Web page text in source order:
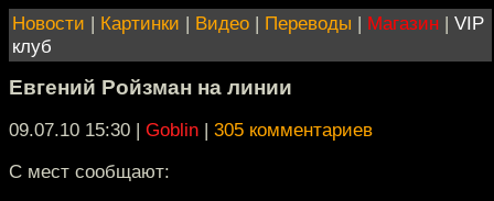
Новости | Картинки | Видео | Переводы | Магазин | VIP
клуб
Евгений Ройзман на линии
09.07.10 15:30 | Goblin | 305 комментариев
С мест сообщают: